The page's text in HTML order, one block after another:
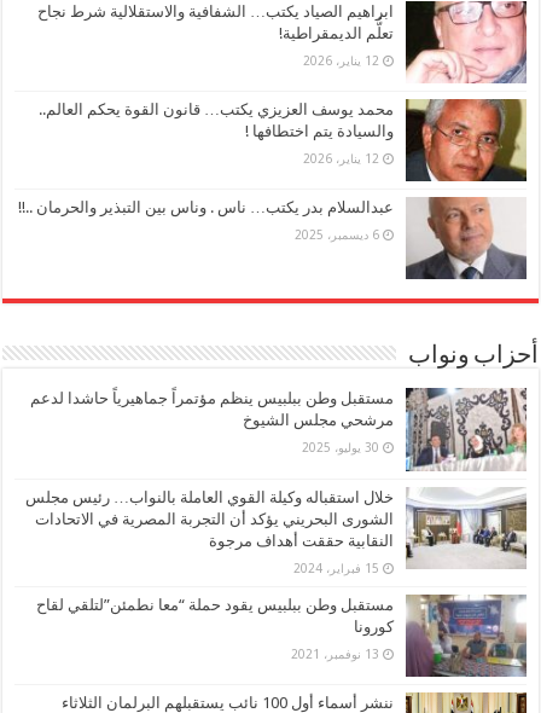
ابراهيم الصياد يكتب… الشفافية والاستقلالية شرط نجاح
تعلُّم الديمقراطية!
12 يناير، 2026
محمد يوسف العزيزي يكتب… قانون القوة يحكم العالم..
والسيادة يتم اختطافها !
12 يناير، 2026
عبدالسلام بدر يكتب… ناس . وناس بين التبذير والحرمان ..!!
6 ديسمبر، 2025
أحزاب ونواب
مستقبل وطن ببلبيس ينظم مؤتمراً جماهيرياً حاشدا لدعم
مرشحي مجلس الشيوخ
30 يوليو، 2025
خلال استقباله وكيلة القوي العاملة بالنواب… رئيس مجلس
الشورى البحريني يؤكد أن التجربة المصرية في الاتحادات
النقابية حققت أهداف مرجوة
15 فبراير، 2024
مستقبل وطن ببلبيس يقود حملة “معا نطمئن”لتلقي لقاح
كورونا
13 نوفمبر، 2021
ننشر أسماء أول 100 نائب يستقبلهم البرلمان الثلاثاء